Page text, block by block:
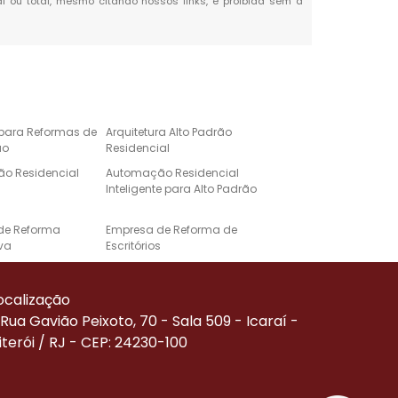
Reformas de
Arquitetura Alto Padrão
Residencial
Residencial
Automação Residencial
Inteligente para Alto Padrão
Reforma
Empresa de Reforma de
Escritórios
Residenciais de
Serviço de Automação
Rua Gavião Peixoto, 70 - Sala 509 - Icaraí -
/ RJ - CEP: 24230-100